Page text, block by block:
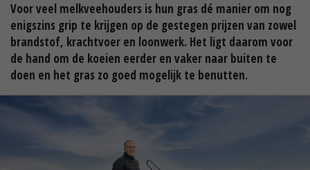
Voor veel melkveehouders is hun gras dé manier om nog
enigszins grip te krijgen op de gestegen prijzen van zowel
brandstof, krachtvoer en loonwerk. Het ligt daarom voor
de hand om de koeien eerder en vaker naar buiten te
doen en het gras zo goed mogelijk te benutten.